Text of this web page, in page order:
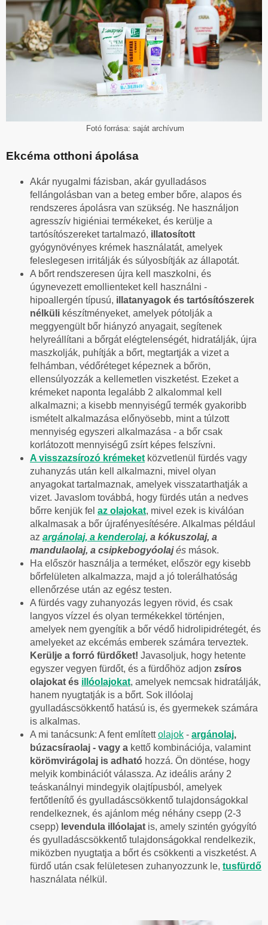
Fotó forrása: saját archívum
Ekcéma otthoni ápolása
Akár nyugalmi fázisban, akár gyulladásos
fellángolásban van a beteg ember bőre, alapos és
rendszeres ápolásra van szükség. Ne használjon
agresszív higiéniai termékeket, és kerülje a
tartósítószereket tartalmazó, illatosított
gyógynövényes krémek használatát, amelyek
feleslegesen irritálják és súlyosbítják az állapotát.
A bőrt rendszeresen újra kell maszkolni, és
úgynevezett emollienteket kell használni -
hipoallergén típusú, illatanyagok és tartósítószerek
nélküli készítményeket, amelyek pótolják a
meggyengült bőr hiányzó anyagait, segítenek
helyreállítani a bőrgát elégtelenségét, hidratálják, újra
maszkolják, puhítják a bőrt, megtartják a vizet a
felhámban, védőréteget képeznek a bőrön,
ellensúlyozzák a kellemetlen viszketést. Ezeket a
krémeket naponta legalább 2 alkalommal kell
alkalmazni; a kisebb mennyiségű termék gyakoribb
ismételt alkalmazása előnyösebb, mint a túlzott
mennyiség egyszeri alkalmazása - a bőr csak
korlátozott mennyiségű zsírt képes felszívni.
A visszazsírozó krémeket közvetlenül fürdés vagy
zuhanyzás után kell alkalmazni, mivel olyan
anyagokat tartalmaznak, amelyek visszatarthatják a
vizet. Javaslom továbbá, hogy fürdés után a nedves
bőrre kenjük fel az olajokat, mivel ezek is kiválóan
alkalmasak a bőr újrafényesítésére. Alkalmas például
az argánolaj, a kenderolaj, a kókuszolaj, a
mandulaolaj, a csipkebogyóolajés mások.
Ha először használja a terméket, először egy kisebb
bőrfelületen alkalmazza, majd a jó tolerálhatóság
ellenőrzése után az egész testen.
A fürdés vagy zuhanyozás legyen rövid, és csak
langyos vízzel és olyan termékekkel történjen,
amelyek nem gyengítik a bőr védő hidrolipidrétegét, és
amelyeket az ekcémás emberek számára terveztek.
Kerülje a forró fürdőket! Javasoljuk, hogy hetente
egyszer vegyen fürdőt, és a fürdőhöz adjon zsíros
olajokat és illóolajokat, amelyek nemcsak hidratálják,
hanem nyugtatják is a bőrt. Sok illóolaj
gyulladáscsökkentő hatású is, és gyermekek számára
is alkalmas.
A mi tanácsunk: A fent említettolajok - argánolaj,
búzacsíraolaj - vagy a kettő kombinációja, valamint
körömvirágolaj is adható hozzá. Ön döntése, hogy
melyik kombinációt válassza. Az ideális arány 2
teáskanálnyi mindegyik olajtípusból, amelyek
fertőtlenítő és gyulladáscsökkentő tulajdonságokkal
rendelkeznek, és ajánlom még néhány csepp (2-3
csepp) levendula illóolajat is, amely szintén gyógyító
és gyulladáscsökkentő tulajdonságokkal rendelkezik,
miközben nyugtatja a bőrt és csökkenti a viszketést. A
fürdő után csak felületesen zuhanyozzunk le, tusfürdő
használata nélkül.